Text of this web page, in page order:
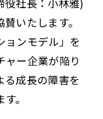
役社長：小林雅)
いたします。
ョンモデル」を
ャー企業が陥り
る成長の障害を
。